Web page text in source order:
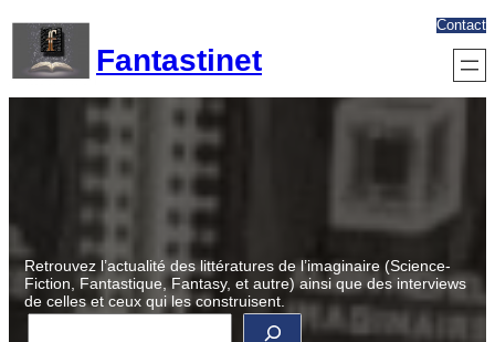
contenu
Fantastinet
Contact
Retrouvez l’actualité des littératures de l’imaginaire (Science-
Fiction, Fantastique, Fantasy, et autre) ainsi que des interviews
de celles et ceux qui les construisent.
R